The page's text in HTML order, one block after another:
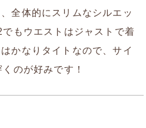
全体的にスリムなシルエッ
でもウエストはジャストで着
かなりタイトなので、サイ
のが好みです！